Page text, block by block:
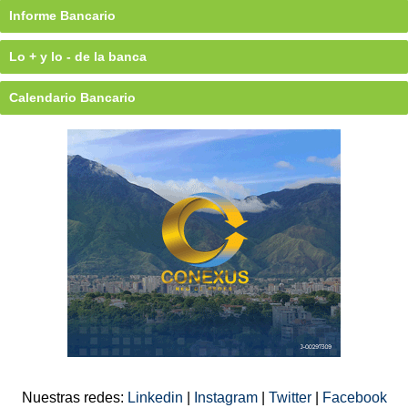
Informe Bancario
Lo + y lo - de la banca
Calendario Bancario
Nuestras redes: Linkedin Instagram Twitter Facebook